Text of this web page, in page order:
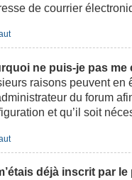
de courrier
ne puis-je pas me
raisons peuvent en
du forum
et qu’il soit
déjà inscrit par